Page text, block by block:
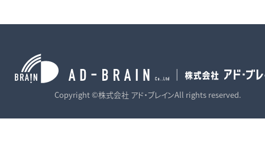
Copyright ©株式会社 アド・ブレインAll rights reserved.